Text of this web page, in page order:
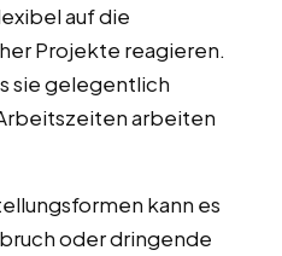
auf die
Projekte reagieren.
sie gelegentlich
arbeiten
kann es
oder dringende